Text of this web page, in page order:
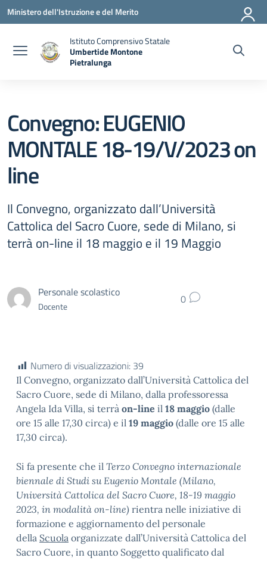
Vai ai contenuti
Vai al menu di navigazione
Vai al footer
Ministero dell'Istruzione e del Merito
Istituto Comprensivo Statale
Umbertide Montone
Pietralunga
Convegno: EUGENIO
MONTALE 18-19/V/2023 on
line
Il Convegno, organizzato dall’Università
Cattolica del Sacro Cuore, sede di Milano, si
terrà on-line il 18 maggio e il 19 Maggio
Personale scolastico
Docente 0
Numero di visualizzazioni: 39
Il Convegno, organizzato dall’Università Cattolica del
Sacro Cuore, sede di Milano, dalla professoressa
Angela Ida Villa, si terrà on-line il 18 maggio (dalle
ore 15 alle 17,30 circa) e il 19 maggio (dalle ore 15 alle
17,30 circa).
Si fa presente che il Terzo Convegno internazionale
biennale di Studi su Eugenio Montale (Milano,
Università Cattolica del Sacro Cuore, 18-19 maggio
2023, in modalità on-line) rientra nelle iniziative di
formazione e aggiornamento del personale
della Scuola organizzate dall’Università Cattolica del
Sacro Cuore, in quanto Soggetto qualificato dal